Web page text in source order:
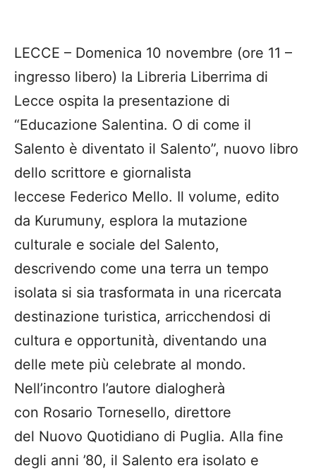
LECCE – Domenica 10 novembre (ore 11 –
ingresso libero) la Libreria Liberrima di
Lecce ospita la presentazione di
“Educazione Salentina. O di come il
Salento è diventato il Salento”, nuovo libro
dello scrittore e giornalista
leccese Federico Mello. Il volume, edito
da Kurumuny, esplora la mutazione
culturale e sociale del Salento,
descrivendo come una terra un tempo
isolata si sia trasformata in una ricercata
destinazione turistica, arricchendosi di
cultura e opportunità, diventando una
delle mete più celebrate al mondo.
Nell’incontro l’autore dialogherà
con Rosario Tornesello, direttore
del Nuovo Quotidiano di Puglia. Alla fine
degli anni ’80, il Salento era isolato e